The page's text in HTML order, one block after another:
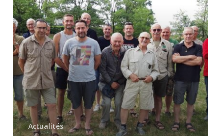
Actualités